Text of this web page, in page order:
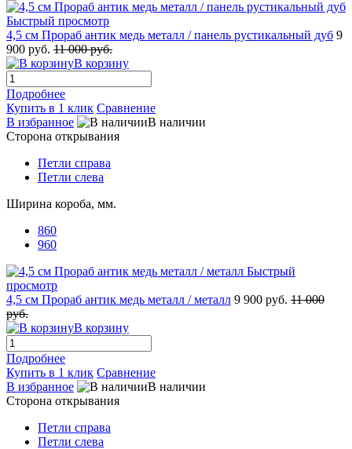
Быстрый просмотр
4,5 см Прораб антик медь металл / панель рустикальный дуб 9
900 руб. 11 000 руб.
В корзину
Подробнее
Купить в 1 клик Сравнение
В избранное
В наличии
Сторона открывания
Петли справа
Петли слева
Ширина короба, мм.
860
960
Быстрый
просмотр
4,5 см Прораб антик медь металл / металл 9 900 руб. 11 000
руб.
В корзину
Подробнее
Купить в 1 клик Сравнение
В избранное
В наличии
Сторона открывания
Петли справа
Петли слева